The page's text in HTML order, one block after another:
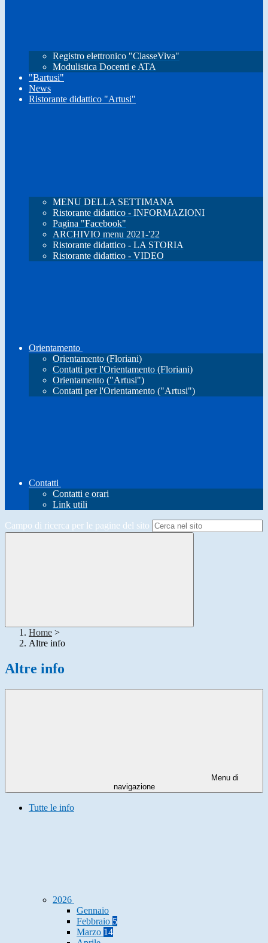
Registro elettronico "ClasseViva"
Modulistica Docenti e ATA
"Bartusi"
News
Ristorante didattico "Artusi"
MENU DELLA SETTIMANA
Ristorante didattico - INFORMAZIONI
Pagina "Facebook"
ARCHIVIO menu 2021-'22
Ristorante didattico - LA STORIA
Ristorante didattico - VIDEO
Orientamento
Orientamento (Floriani)
Contatti per l'Orientamento (Floriani)
Orientamento ("Artusi")
Contatti per l'Orientamento ("Artusi")
Contatti
Contatti e orari
Link utili
Campo di ricerca per le pagine del sito
Home >
Altre info
Altre info
Menu di
navigazione
Tutte le info
2026
Gennaio
Febbraio 5
Marzo 14